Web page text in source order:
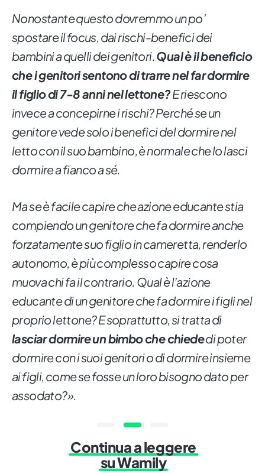
Nonostante questo dovremmo un po’
spostare il focus, dai rischi-benefici dei
bambini a quelli dei genitori.Qual è il beneficio
che i genitori sentono di trarre nel far dormire
il figlio di 7-8 anni nel lettone?E riescono
invece a concepirne i rischi? Perché se un
genitore vede solo i benefici del dormire nel
letto con il suo bambino, è normale che lo lasci
dormire a fianco a sé.
Ma se è facile capire che azione educante stia
compiendo un genitore che fa dormire anche
forzatamente suo figlio in cameretta, renderlo
autonomo, è più complesso capire cosa
muova chi fa il contrario. Qual è l’azione
educante di un genitore che fa dormire i figli nel
proprio lettone? E soprattutto, si tratta di
lasciar dormire un bimbo che chiededi poter
dormire con i suoi genitori o di dormire insieme
ai figli, come se fosse un loro bisogno dato per
assodato?».
Continua a leggere
su Wamily